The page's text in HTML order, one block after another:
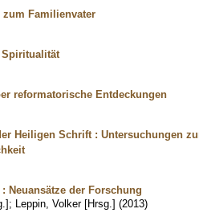
Familienvater
Spiritualität
reformatorische Entdeckungen
Heiligen Schrift : Untersuchungen
Neuansätze der Forschung
; Leppin, Volker [Hrsg.] (2013)